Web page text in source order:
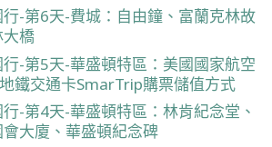
-第6天-費城：自由鐘、富蘭克林故
橋
-第5天-華盛頓特區：美國國家航空
鐵交通卡SmarTrip購票儲值方式
-第4天-華盛頓特區：林肯紀念堂、
大廈、華盛頓紀念碑